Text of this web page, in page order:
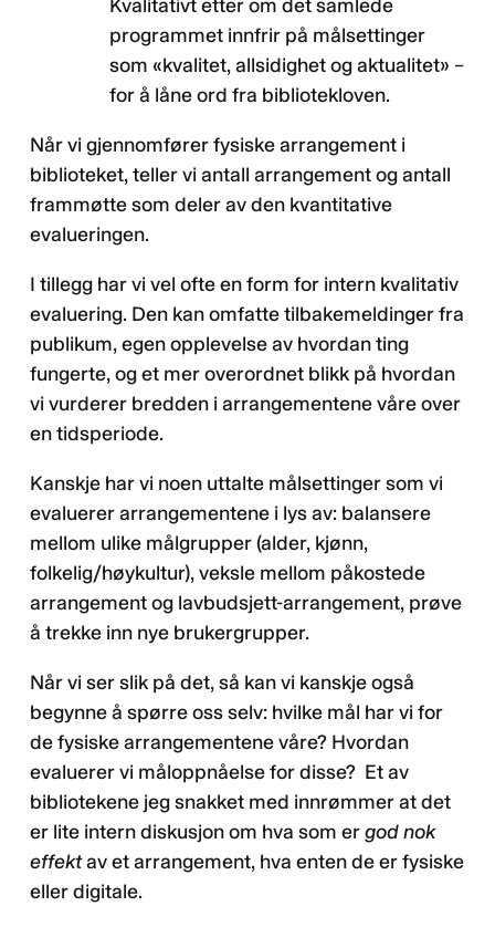
Kvalitativt etter om det samlede
programmet innfrir på målsettinger
som «kvalitet, allsidighet og aktualitet» –
for å låne ord fra bibliotekloven.
Når vi gjennomfører fysiske arrangement i
biblioteket, teller vi antall arrangement og antall
frammøtte som deler av den kvantitative
evalueringen.
I tillegg har vi vel ofte en form for intern kvalitativ
evaluering. Den kan omfatte tilbakemeldinger fra
publikum, egen opplevelse av hvordan ting
fungerte, og et mer overordnet blikk på hvordan
vi vurderer bredden i arrangementene våre over
en tidsperiode.
Kanskje har vi noen uttalte målsettinger som vi
evaluerer arrangementene i lys av: balansere
mellom ulike målgrupper (alder, kjønn,
folkelig/høykultur), veksle mellom påkostede
arrangement og lavbudsjett-arrangement, prøve
å trekke inn nye brukergrupper.
Når vi ser slik på det, så kan vi kanskje også
begynne å spørre oss selv: hvilke mål har vi for
de fysiske arrangementene våre? Hvordan
evaluerer vi måloppnåelse for disse? Et av
bibliotekene jeg snakket med innrømmer at det
er lite intern diskusjon om hva som ergod nok
effektav et arrangement, hva enten de er fysiske
eller digitale.